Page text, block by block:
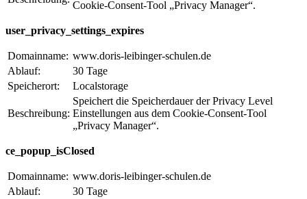
Cookie-Consent-Tool „Privacy Manager“.
user_privacy_settings_expires
Domainname: www.doris-leibinger-schulen.de
Ablauf:
30 Tage
Speicherort:
Localstorage
Beschreibung:
Speichert die Speicherdauer der Privacy Level
Einstellungen aus dem Cookie-Consent-Tool
„Privacy Manager“.
ce_popup_isClosed
Domainname: www.doris-leibinger-schulen.de
Ablauf:
30 Tage